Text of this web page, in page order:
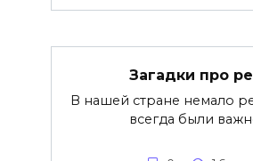
Загадки про
В нашей стране немало
всегда были